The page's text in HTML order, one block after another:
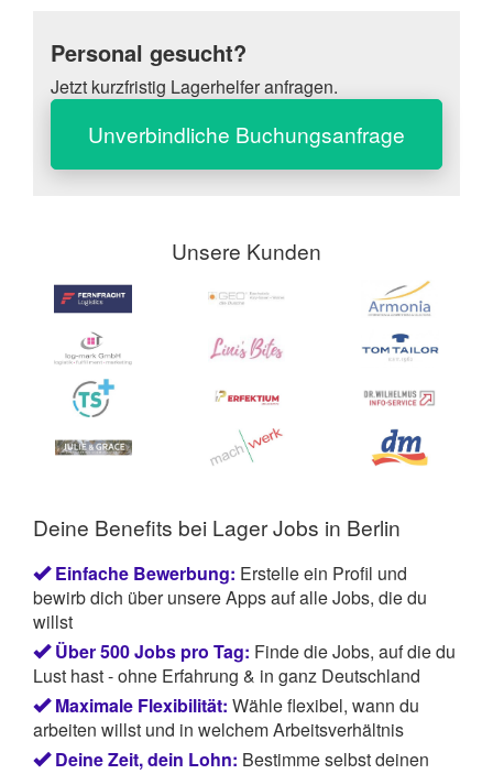
Personal gesucht?
Jetzt kurzfristig Lagerhelfer anfragen.
Unverbindliche Buchungsanfrage
Unsere Kunden
Deine Benefits bei Lager Jobs in Berlin
Einfache Bewerbung: Erstelle ein Profil und
bewirb dich über unsere Apps auf alle Jobs, die du
willst
Über 500 Jobs pro Tag: Finde die Jobs, auf die du
Lust hast - ohne Erfahrung & in ganz Deutschland
Maximale Flexibilität: Wähle flexibel, wann du
arbeiten willst und in welchem Arbeitsverhältnis
Deine Zeit, dein Lohn: Bestimme selbst deinen